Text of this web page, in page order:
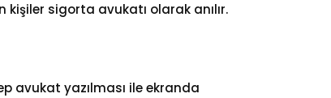
sigorta avukatı olarak anılır.
avukat yazılması ile ekranda